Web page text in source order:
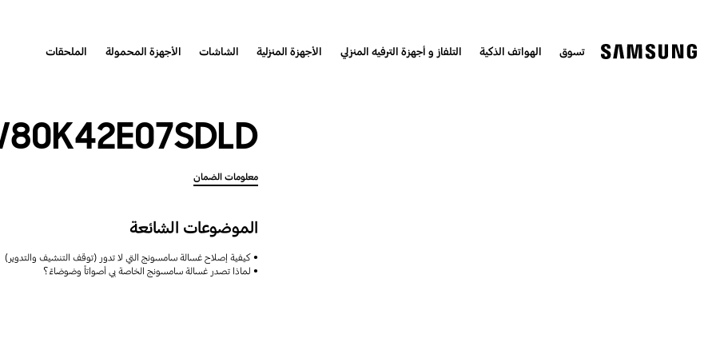
تسوق الهواتف الذكية التلفاز و أجهزة الترفيه المنزلي الأجهزة المنزلية الشاشات الأجهزة المحمولة الملحقات
معلومات الضمان
الموضوعات الشائعة
كيفية إصلاح غسالة سامسونج التي لا تدور (توقف التنشيف والتدوير)
لماذا تصدر غسالة سامسونج الخاصة بي أصواتاً وضوضاءً؟